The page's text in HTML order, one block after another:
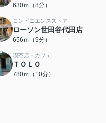
630ｍ（8分）
コンビニエンスストア
ローソン世田谷代田店
656ｍ（9分）
喫茶店・カフェ
ＴＯＬＯ
780ｍ（10分）